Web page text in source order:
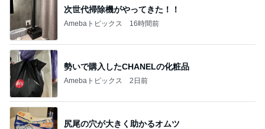
次世代掃除機がやってきた！！
Amebaトピックス 16時間前
勢いで購入したCHANELの化粧品
Amebaトピックス 2日前
尻尾の穴が大きく助かるオムツ